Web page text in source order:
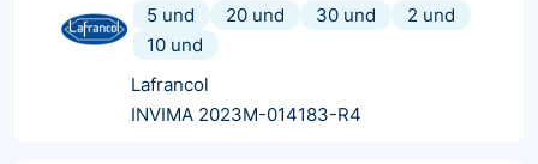
5 und
20 und 30 und
2 und
10 und
Lafrancol
INVIMA 2023M-014183-R4